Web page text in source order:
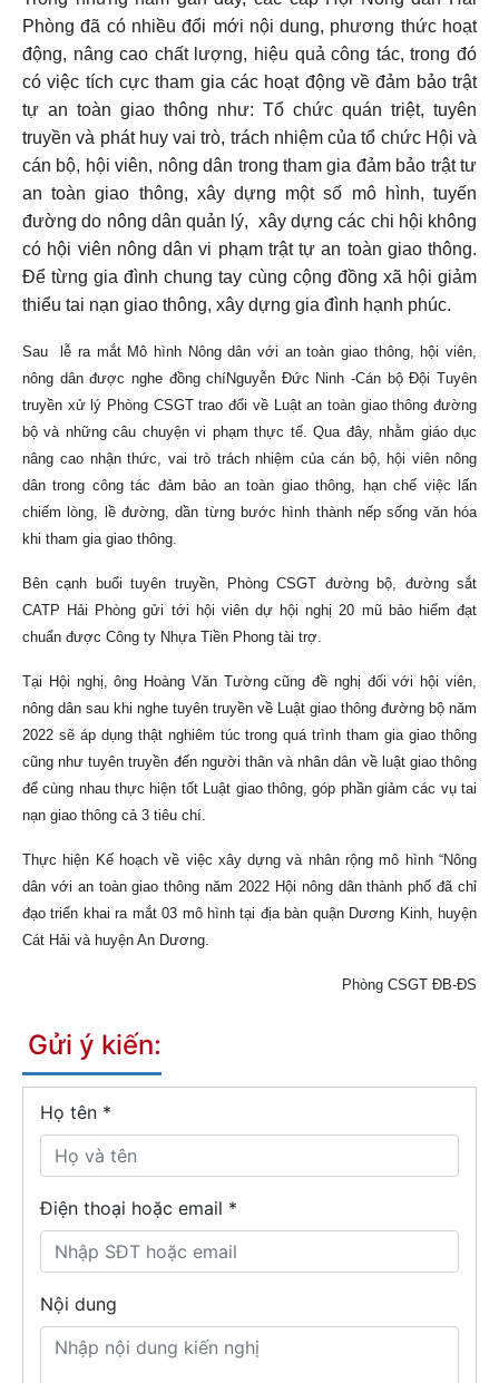
Phòng đã có nhiều đổi mới nội dung, phương thức hoạt
động, nâng cao chất lượng, hiệu quả công tác, trong đó
có việc tích cực tham gia các hoạt động về đảm bảo trật
tự an toàn giao thông như: Tổ chức quán triệt, tuyên
truyền và phát huy vai trò, trách nhiệm của tổ chức Hội và
cán bộ, hội viên, nông dân trong tham gia đảm bảo trật tư
an toàn giao thông, xây dựng một số mô hình, tuyến
đường do nông dân quản lý, xây dựng các chi hội không
có hội viên nông dân vi phạm trật tự an toàn giao thông.
Để từng gia đình chung tay cùng cộng đồng xã hội giảm
thiểu tai nạn giao thông, xây dựng gia đình hạnh phúc.
Sau lễ ra mắt Mô hình Nông dân với an toàn giao thông, hội viên,
nông dân được nghe đồng chíNguyễn Đức Ninh -Cán bộ Đội Tuyên
truyền xử lý Phòng CSGT trao đổi về Luật an toàn giao thông đường
bộ và những câu chuyện vi phạm thực tế. Qua đây, nhằm giáo dục
nâng cao nhận thức, vai trò trách nhiệm của cán bộ, hội viên nông
dân trong công tác đảm bảo an toàn giao thông, hạn chế việc lấn
chiếm lòng, lề đường, dần từng bước hình thành nếp sống văn hóa
khi tham gia giao thông.
Bên cạnh buổi tuyên truyền, Phòng CSGT đường bộ, đường sắt
CATP Hải Phòng gửi tới hội viên dự hội nghị 20 mũ bảo hiểm đạt
chuẩn được Công ty Nhựa Tiền Phong tài trợ.
Tại Hội nghị, ông Hoàng Văn Tường cũng đề nghị đối với hội viên,
nông dân sau khi nghe tuyên truyền về Luật giao thông đường bộ năm
2022 sẽ áp dụng thật nghiêm túc trong quá trình tham gia giao thông
cũng như tuyên truyền đến người thân và nhân dân về luật giao thông
để cùng nhau thực hiện tốt Luật giao thông, góp phần giảm các vụ tai
nạn giao thông cả 3 tiêu chí.
Thực hiện Kế hoạch về việc xây dựng và nhân rộng mô hình “Nông
dân với an toàn giao thông năm 2022 Hội nông dân thành phố đã chỉ
đạo triển khai ra mắt 03 mô hình tại địa bàn quận Dương Kinh, huyện
Cát Hải và huyện An Dương.
Phòng CSGT ĐB-ĐS
Gửi ý kiến:
Họ tên *
Điện thoại hoặc email *
Nội dung